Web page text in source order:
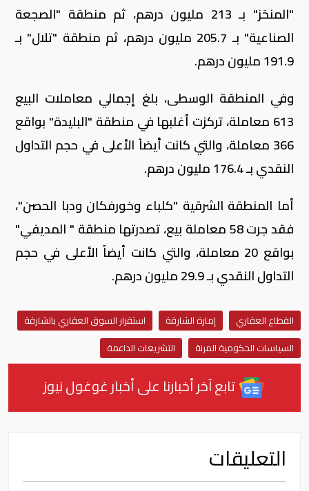
"المنحَز" بـ 213 مليون درهم، ثم منطقة "الصجعة
الصناعية" بـ 205.7 مليون درهم، ثم منطقة "تلال" بـ
191.9 مليون درهم.
وفي المنطقة الوسطى، بلغ إجمالي معاملات البيع
613 معاملة، تركزت أغلبها في منطقة "البليدة" بواقع
366 معاملة، والتي كانت أيضاً الأعلى في حجم التداول
النقدي بـ 176.4 مليون درهم.
أما المنطقة الشرقية "كلباء وخورفكان ودبا الحصن"،
فقد جرت 58 معاملة بيع، تصدرتها منطقة " المديفي"
بواقع 20 معاملة، والتي كانت أيضاً الأعلى في حجم
التداول النقدي بـ 29.9 مليون درهم.
القطاع العقاري إمارة الشارقة
استقرار السوق العقاري بالشارقة
السياسات الحكومية المرنة
التشريعات الداعمة
تابع آخر أخبارنا على أخبار غوغول نيوز
التعليقات